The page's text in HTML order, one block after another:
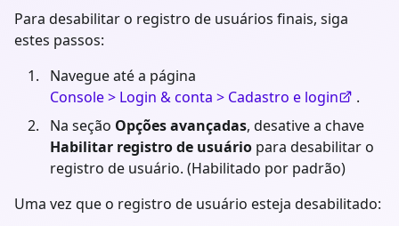
Para desabilitar o registro de usuários finais, siga
estes passos:
Navegue até a página
Console > Login & conta > Cadastro e login
.
Na seção Opções avançadas, desative a chave
Habilitar registro de usuário para desabilitar o
registro de usuário. (Habilitado por padrão)
Uma vez que o registro de usuário esteja desabilitado: